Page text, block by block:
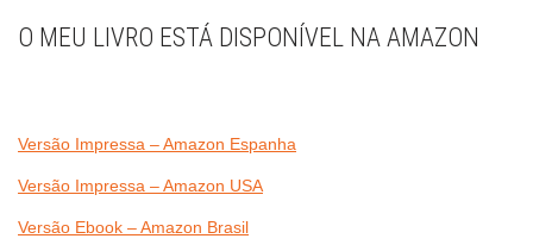
O MEU LIVRO ESTÁ DISPONÍVEL NA AMAZON
Versão Impressa – Amazon Espanha
Versão Impressa – Amazon USA
Versão Ebook – Amazon Brasil